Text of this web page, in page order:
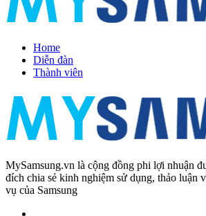
Home
Diễn đàn
Thành viên
MySamsung.vn là cộng đồng phi lợi nhuận
đích chia sẻ kinh nghiệm sử dụng, thảo luận
vụ của Samsung